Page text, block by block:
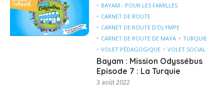
BAYAM - POUR LES FAMILLES
CARNET DE ROUTE
CARNET DE ROUTE D'OLYMPE
CARNET DE ROUTE DE MAYA
TURQUIE
VOLET PÉDAGOGIQUE
VOLET SOCIAL
Bayam : Mission Odyssébus
Episode 7 : La Turquie
3 août 2022